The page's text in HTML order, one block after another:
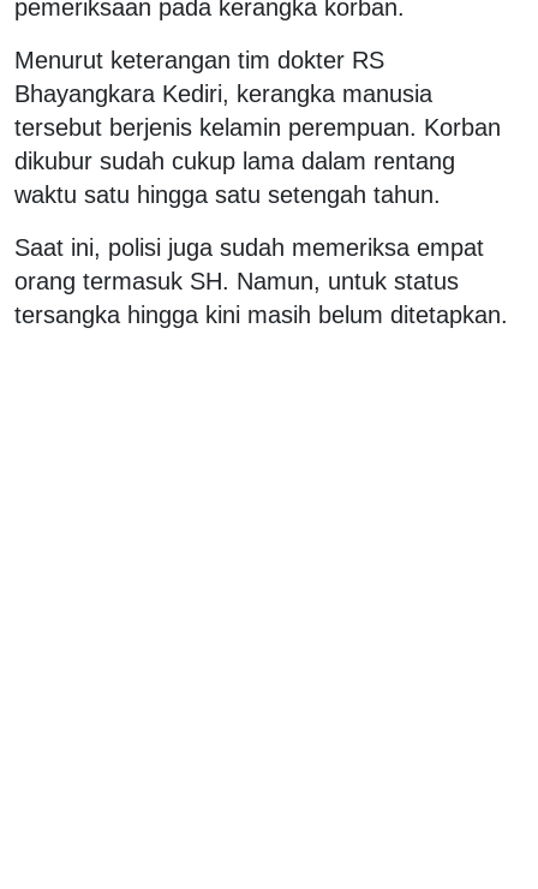
pemeriksaan pada kerangka korban.
Menurut keterangan tim dokter RS
Bhayangkara Kediri, kerangka manusia
tersebut berjenis kelamin perempuan. Korban
dikubur sudah cukup lama dalam rentang
waktu satu hingga satu setengah tahun.
Saat ini, polisi juga sudah memeriksa empat
orang termasuk SH. Namun, untuk status
tersangka hingga kini masih belum ditetapkan.